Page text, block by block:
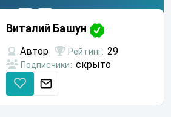
Виталий Башун
Автор Рейтинг: 29
Подписчики: скрыто